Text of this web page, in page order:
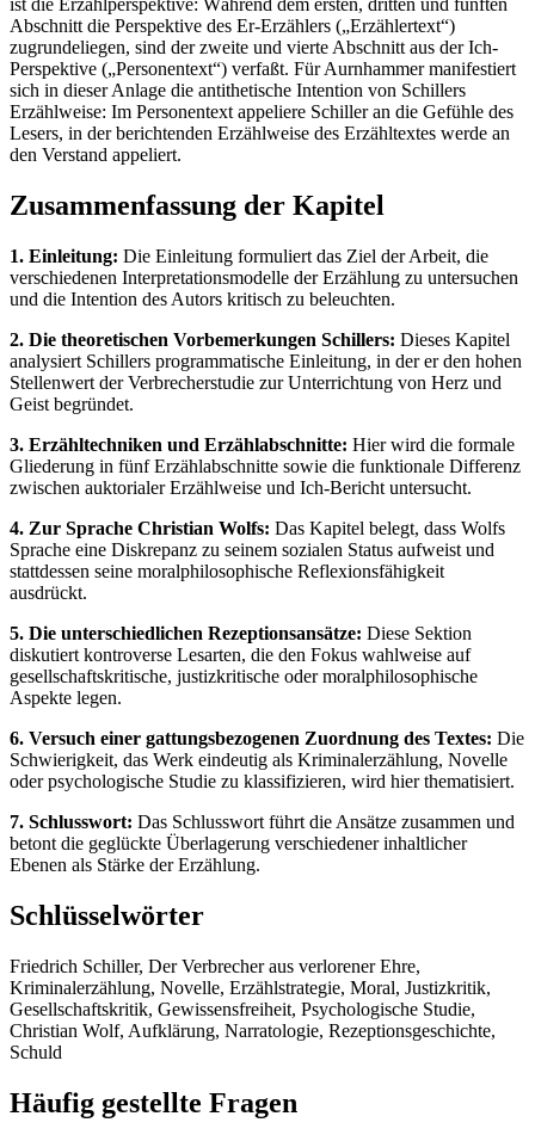
ist die Erzählperspektive: Während dem ersten, dritten und fünften
Abschnitt die Perspektive des Er-Erzählers („Erzählertext“)
zugrundeliegen, sind der zweite und vierte Abschnitt aus der Ich-
Perspektive („Personentext“) verfaßt. Für Aurnhammer manifestiert
sich in dieser Anlage die antithetische Intention von Schillers
Erzählweise: Im Personentext appeliere Schiller an die Gefühle des
Lesers, in der berichtenden Erzählweise des Erzähltextes werde an
den Verstand appeliert.
Zusammenfassung der Kapitel
1. Einleitung: Die Einleitung formuliert das Ziel der Arbeit, die
verschiedenen Interpretationsmodelle der Erzählung zu untersuchen
und die Intention des Autors kritisch zu beleuchten.
2. Die theoretischen Vorbemerkungen Schillers: Dieses Kapitel
analysiert Schillers programmatische Einleitung, in der er den hohen
Stellenwert der Verbrecherstudie zur Unterrichtung von Herz und
Geist begründet.
3. Erzähltechniken und Erzählabschnitte: Hier wird die formale
Gliederung in fünf Erzählabschnitte sowie die funktionale Differenz
zwischen auktorialer Erzählweise und Ich-Bericht untersucht.
4. Zur Sprache Christian Wolfs: Das Kapitel belegt, dass Wolfs
Sprache eine Diskrepanz zu seinem sozialen Status aufweist und
stattdessen seine moralphilosophische Reflexionsfähigkeit
ausdrückt.
5. Die unterschiedlichen Rezeptionsansätze: Diese Sektion
diskutiert kontroverse Lesarten, die den Fokus wahlweise auf
gesellschaftskritische, justizkritische oder moralphilosophische
Aspekte legen.
6. Versuch einer gattungsbezogenen Zuordnung des Textes: Die
Schwierigkeit, das Werk eindeutig als Kriminalerzählung, Novelle
oder psychologische Studie zu klassifizieren, wird hier thematisiert.
7. Schlusswort: Das Schlusswort führt die Ansätze zusammen und
betont die geglückte Überlagerung verschiedener inhaltlicher
Ebenen als Stärke der Erzählung.
Schlüsselwörter
Friedrich Schiller, Der Verbrecher aus verlorener Ehre,
Kriminalerzählung, Novelle, Erzählstrategie, Moral, Justizkritik,
Gesellschaftskritik, Gewissensfreiheit, Psychologische Studie,
Christian Wolf, Aufklärung, Narratologie, Rezeptionsgeschichte,
Schuld
Häufig gestellte Fragen